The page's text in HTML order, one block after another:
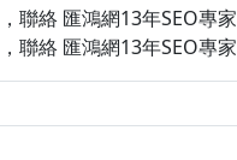
，聯絡 匯鴻網13年SEO專家
，聯絡 匯鴻網13年SEO專家